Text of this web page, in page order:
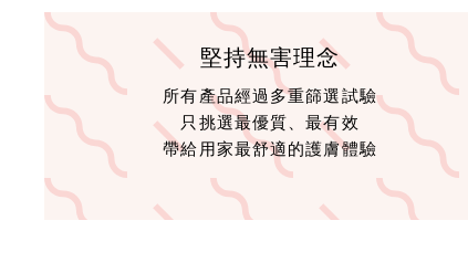
堅持無害理念
所有產品經過多重篩選試驗
只挑選最優質、最有效
帶給用家最舒適的護膚體驗